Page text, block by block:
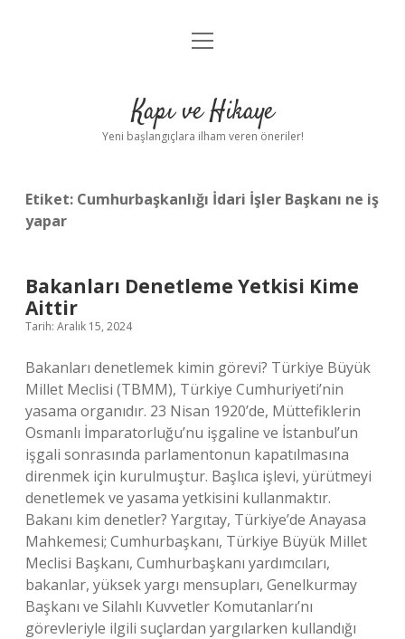
Anasayfa
Yasal Uyarı
menüyü
Kapı ve Hikaye
Yeni başlangıçlara ilham veren öneriler!
Etiket: Cumhurbaşkanlığı İdari İşler Başkanı ne iş
yapar
Bakanları Denetleme Yetkisi Kime
Aittir
Tarih: Aralık 15, 2024
Bakanları denetlemek kimin görevi? Türkiye Büyük
Millet Meclisi (TBMM), Türkiye Cumhuriyeti’nin
yasama organıdır. 23 Nisan 1920’de, Müttefiklerin
Osmanlı İmparatorluğu’nu işgaline ve İstanbul’un
işgali sonrasında parlamentonun kapatılmasına
direnmek için kurulmuştur. Başlıca işlevi, yürütmeyi
denetlemek ve yasama yetkisini kullanmaktır.
Bakanı kim denetler? Yargıtay, Türkiye’de Anayasa
Mahkemesi; Cumhurbaşkanı, Türkiye Büyük Millet
Meclisi Başkanı, Cumhurbaşkanı yardımcıları,
bakanlar, yüksek yargı mensupları, Genelkurmay
Başkanı ve Silahlı Kuvvetler Komutanları’nı
görevleriyle ilgili suçlardan yargılarken kullandığı